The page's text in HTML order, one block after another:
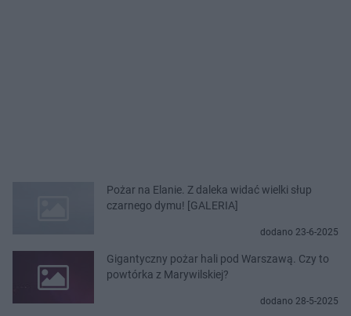
Pożar na Elanie. Z daleka widać wielki słup
czarnego dymu! [GALERIA]
dodano 23-6-2025
Gigantyczny pożar hali pod Warszawą. Czy to
powtórka z Marywilskiej?
dodano 28-5-2025